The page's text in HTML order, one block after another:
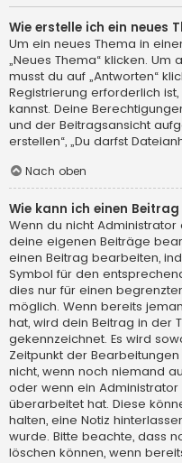
Wie erstelle ich ein neues
Um ein neues Thema in
„Neues Thema“ klicken.
musst du auf „Antworten“
Registrierung erforderlich
kannst. Deine
und der Beitragsansicht
erstellen“, „Du darfst
Nach oben
Wie kann ich einen
Wenn du nicht
deine eigenen Beiträge
einen Beitrag bearbeiten,
Symbol für den
dies nur für einen
möglich. Wenn bereits
hat, wird dein Beitrag in der
gekennzeichnet. Es wird
Zeitpunkt der
nicht, wenn noch niemand
oder wenn ein
überarbeitet hat. Diese
halten, eine Notiz
wurde. Bitte beachte, dass
löschen können, wenn